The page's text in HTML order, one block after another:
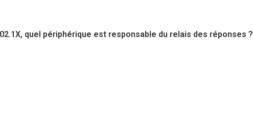
quel périphérique est responsable du relais des réponses ?